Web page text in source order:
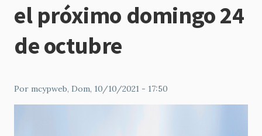
el próximo domingo 24
de octubre
Por mcypweb, Dom, 10/10/2021 - 17:50